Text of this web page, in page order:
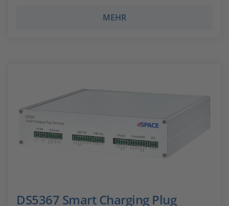
MEHR
DS5367 Smart Charging Plug